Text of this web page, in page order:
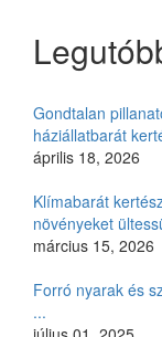
Gondtalan
háziállatbarát
április 18, 2026
Klímabarát
növényeket
március 15, 2026
Forró nyarak és
...